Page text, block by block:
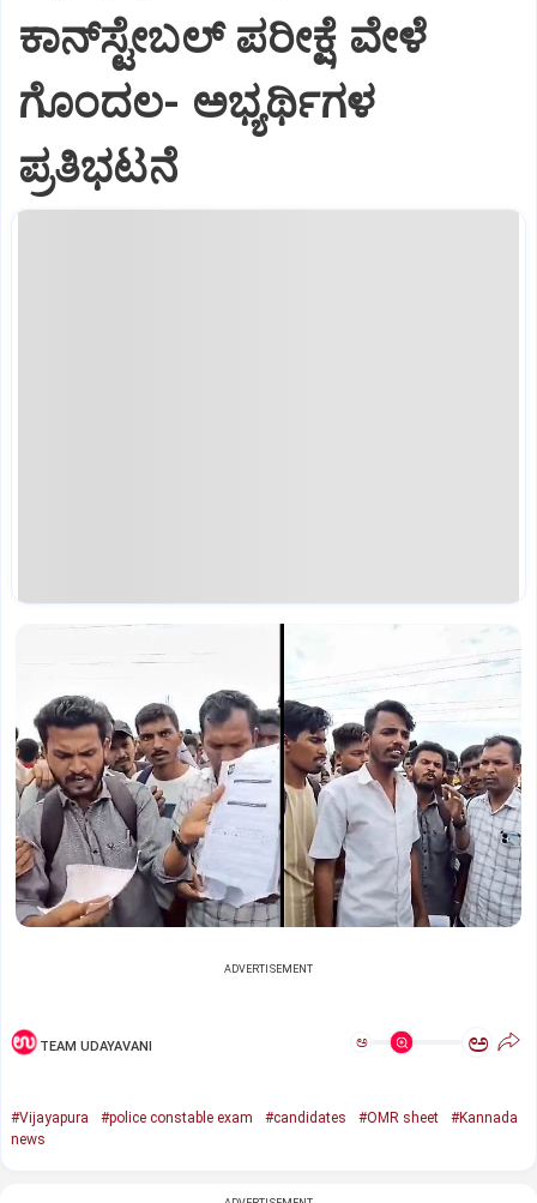
ಕಾನ್‌ಸ್ಟೇಬಲ್ ಪರೀಕ್ಷೆ ವೇಳೆ
ಗೊಂದಲ- ಅಭ್ಯರ್ಥಿಗಳ‌‌
ಪ್ರತಿಭಟನೆ
ADVERTISEMENT
TEAM UDAYAVANI ಅ ಅ
#Vijayapura #police constable exam #candidates #OMR sheet
#Kannada
news